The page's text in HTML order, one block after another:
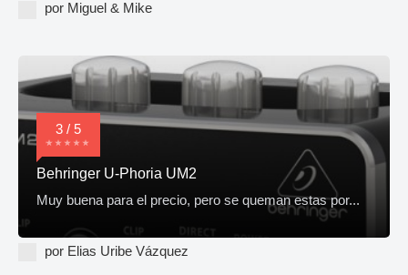
por Miguel & Mike
3 / 5
Behringer U-Phoria UM2
Muy buena para el precio, pero se queman estas por...
por Elias Uribe Vázquez